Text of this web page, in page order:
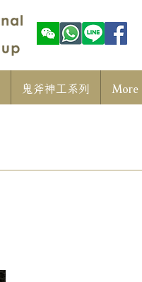
鬼斧神工系列 More